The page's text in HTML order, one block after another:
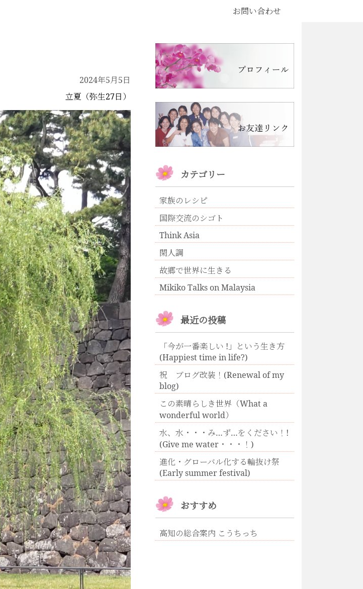
お問い合わせ
2024年5月5日
立夏（弥生27日）
カテゴリー
家族のレシピ
国際交流のシゴト
Think Asia
閑人調
故郷で世界に生きる
Mikiko Talks on Malaysia
最近の投稿
「今が一番楽しい !」という生き方
(Happiest time in life?)
祝 ブログ改装！(Renewal of my
blog)
この素晴らしき世界（What a
wonderful world）
水、水・・・み…ず…をください！!
(Give me water・・・！)
進化・グローバル化する輪抜け祭
(Early summer festival)
おすすめ
高知の総合案内 こうちっち